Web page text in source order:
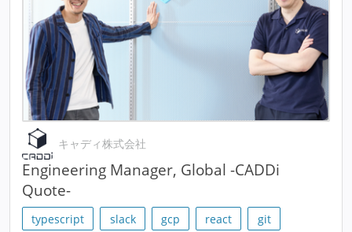
キャディ株式会社
Engineering Manager, Global -CADDi
Quote-
typescript slack gcp react
git